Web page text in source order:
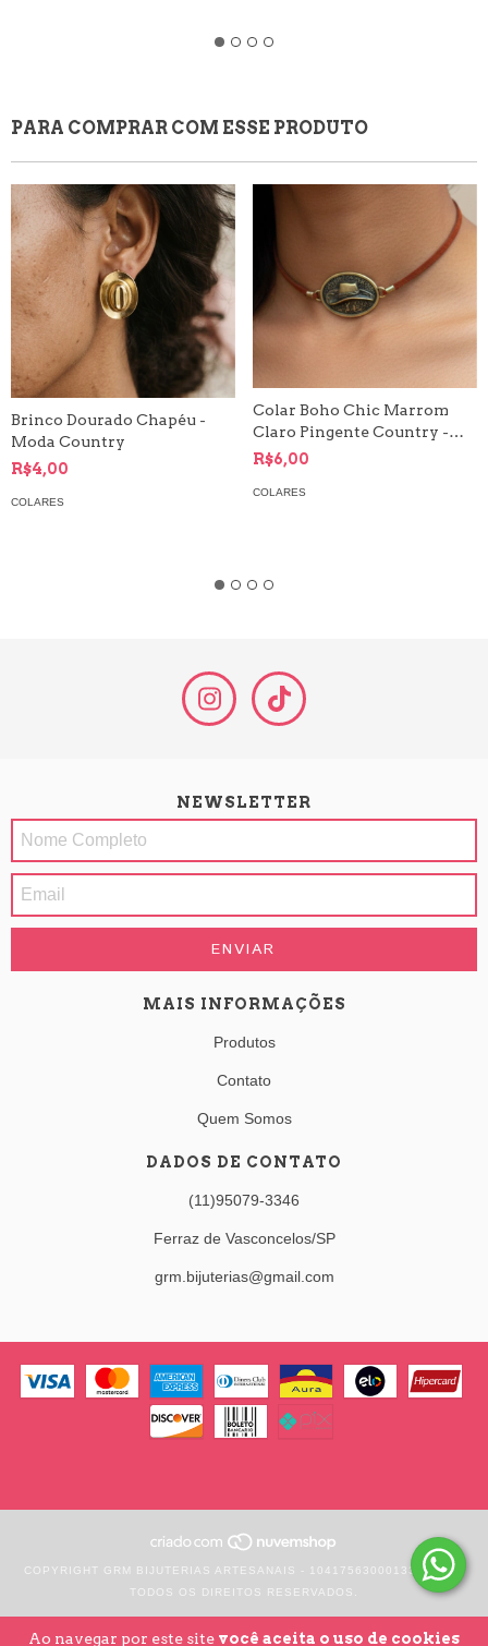
Ao navegar por este site você aceita o uso de cookies
PARA COMPRAR COM ESSE PRODUTO
Brinco Dourado Chapéu -
Moda Country
R$4,00
COLARES
Colar Boho Chic Marrom
Claro Pingente Country -
Ouro Velho
R$6,00
COLARES
NEWSLETTER
MAIS INFORMAÇÕES
Produtos
Contato
Quem Somos
DADOS DE CONTATO
(11)95079-3346
Ferraz de Vasconcelos/SP
grm.bijuterias@gmail.com
COPYRIGHT GRM BIJUTERIAS ARTESANAIS - 10417563000133 - 2026.
TODOS OS DIREITOS RESERVADOS.